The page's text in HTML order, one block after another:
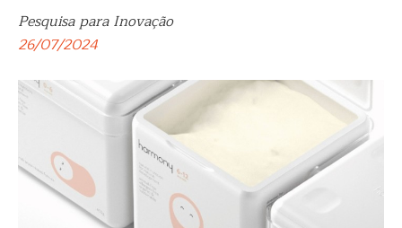
Pesquisa para Inovação
26/07/2024